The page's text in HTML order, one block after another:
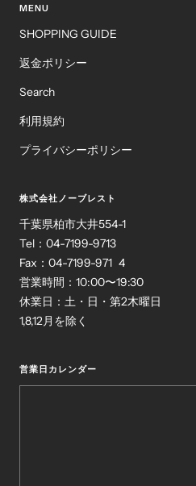
MENU
SHOPPING GUIDE
返金ポリシー
Search
利用規約
プライバシーポリシー
株式会社ノーブレスト
千葉県柏市大井554-1
Tel：04-7199-9713
Fax：04-7199-971 4
営業時間：10:00〜19:30
休業日：土・日・第2木曜日
1,8,12月を除く
営業日カレンダー